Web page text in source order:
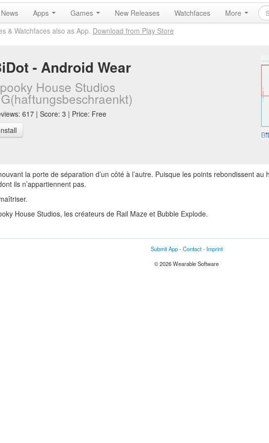
News Apps Games New Releases Watchfaces
More
& Watchfaces also as App. Download from Play Store
- Android Wear
House Studios
617 | Score: 3 | Price: Free
la porte de séparation d’un côté à l’autre. Puisque les points rebondissent au
ils n’appartiennent pas.
House Studios, les créateurs de Rail Maze et Bubble Explode.
Submit App-Contact- Imprint
© 2026 Wearable Software